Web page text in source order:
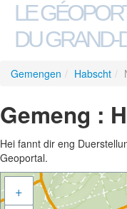
LE
DU GRAND-
Gemengen / Habscht /
Gemeng :
Hei fannt dir eng
Geoportal.
+